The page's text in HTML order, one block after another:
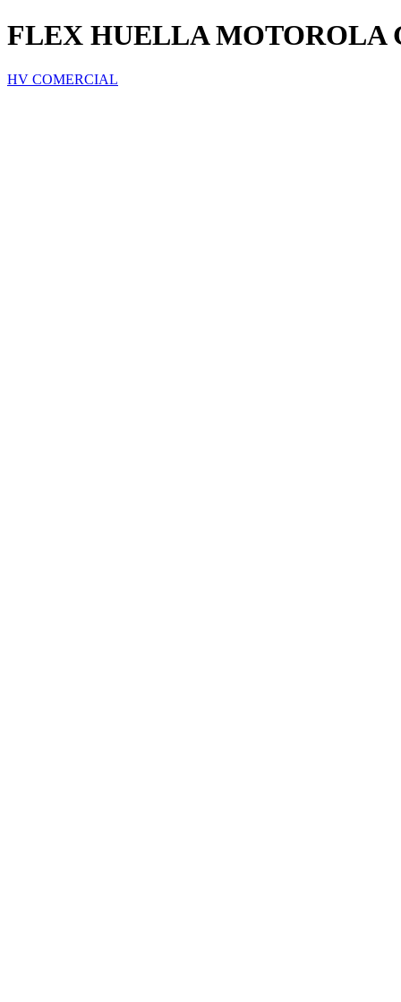
FLEX HUELLA MOTOROLA
HV COMERCIAL